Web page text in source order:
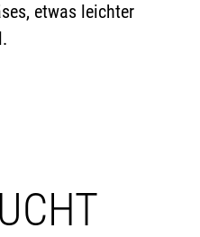
etwas leichter